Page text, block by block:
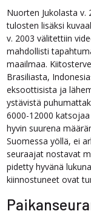
Nuorten Jukolasta
tulosten lisäksi
v. 2003 välitettiin
mahdollisti
maailmaa.
Brasiliasta,
eksoottisista ja
ystävistä
6000-12000
hyvin suurena
Suomessa yöllä, ei
seuraajat nostavat
pidetty hyvänä
kiinnostuneet ovat